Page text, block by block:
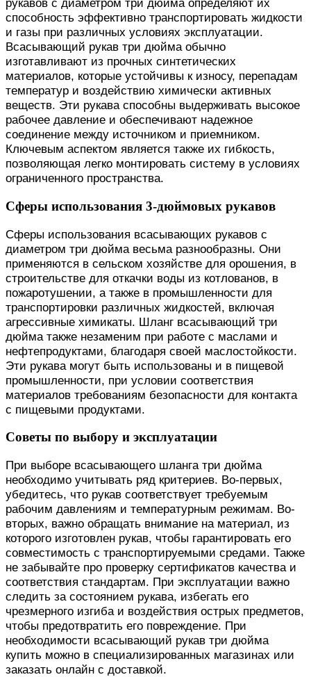
рукавов с диаметром три дюйма определяют их
способность эффективно транспортировать жидкости
и газы при различных условиях эксплуатации.
Всасывающий рукав три дюйма обычно
изготавливают из прочных синтетических
материалов, которые устойчивы к износу, перепадам
температур и воздействию химически активных
веществ. Эти рукава способны выдерживать высокое
рабочее давление и обеспечивают надежное
соединение между источником и приемником.
Ключевым аспектом является также их гибкость,
позволяющая легко монтировать систему в условиях
ограниченного пространства.
Сферы использования 3-дюймовых рукавов
Сферы использования всасывающих рукавов с
диаметром три дюйма весьма разнообразны. Они
применяются в сельском хозяйстве для орошения, в
строительстве для откачки воды из котлованов, в
пожаротушении, а также в промышленности для
транспортировки различных жидкостей, включая
агрессивные химикаты. Шланг всасывающий три
дюйма также незаменим при работе с маслами и
нефтепродуктами, благодаря своей маслостойкости.
Эти рукава могут быть использованы и в пищевой
промышленности, при условии соответствия
материалов требованиям безопасности для контакта
с пищевыми продуктами.
Советы по выбору и эксплуатации
При выборе всасывающего шланга три дюйма
необходимо учитывать ряд критериев. Во-первых,
убедитесь, что рукав соответствует требуемым
рабочим давлениям и температурным режимам. Во-
вторых, важно обращать внимание на материал, из
которого изготовлен рукав, чтобы гарантировать его
совместимость с транспортируемыми средами. Также
не забывайте про проверку сертификатов качества и
соответствия стандартам. При эксплуатации важно
следить за состоянием рукава, избегать его
чрезмерного изгиба и воздействия острых предметов,
чтобы предотвратить его повреждение. При
необходимости всасывающий рукав три дюйма
купить можно в специализированных магазинах или
заказать онлайн с доставкой.